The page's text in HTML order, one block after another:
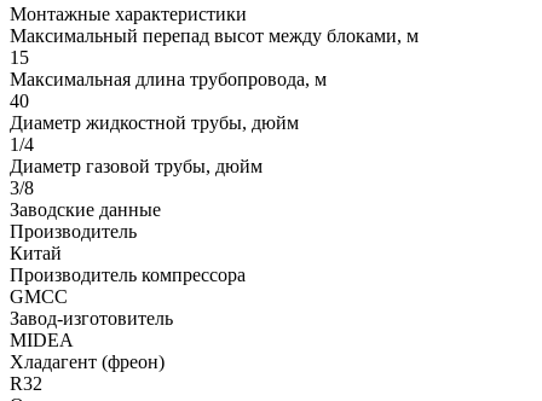
Монтажные характеристики
Максимальный перепад высот между блоками, м
15
Максимальная длина трубопровода, м
40
Диаметр жидкостной трубы, дюйм
1/4
Диаметр газовой трубы, дюйм
3/8
Заводские данные
Производитель
Китай
Производитель компрессора
GMCC
Завод-изготовитель
MIDEA
Хладагент (фреон)
R32